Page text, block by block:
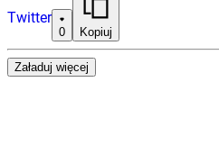
Twitter
0 Kopiuj
Załaduj więcej